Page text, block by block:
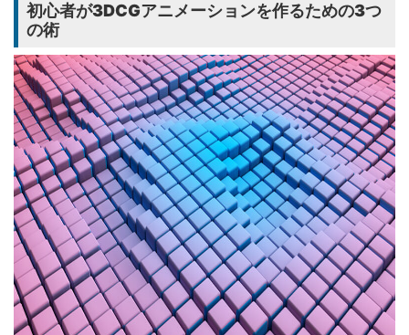
初心者が3DCGアニメーションを作るための3つ
の術